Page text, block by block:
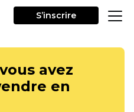
S’inscrire
avez
en